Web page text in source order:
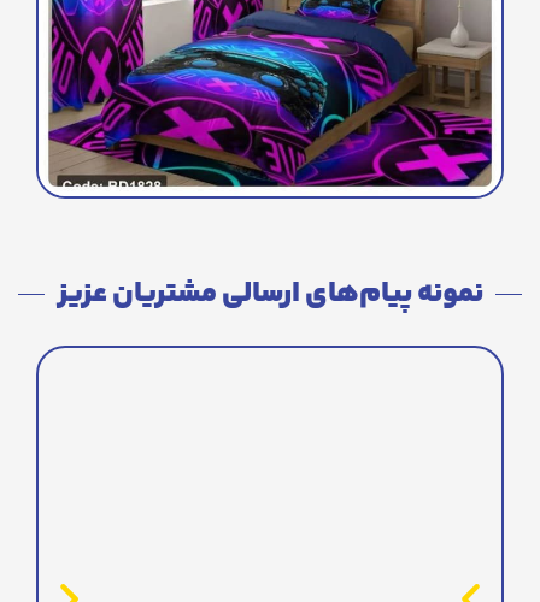
نمونه پیام‌های ارسالی مشتریان عزیز